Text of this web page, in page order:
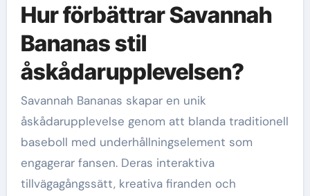
Hur förbättrar Savannah
Bananas stil
åskådarupplevelsen?
Savannah Bananas skapar en unik
åskådarupplevelse genom att blanda traditionell
baseboll med underhållningselement som
engagerar fansen. Deras interaktiva
tillvägagångssätt, kreativa firanden och